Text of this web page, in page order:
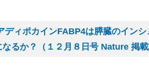
ディポカインFABP4は膵臓のイン
るか？（１２月８日号 Nature 掲